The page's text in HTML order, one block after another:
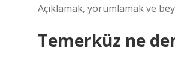
Açıklamak, yorumlamak ve
Temerküz ne